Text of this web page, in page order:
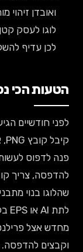
זיהוי מותג אצל
להשקיע יותר
נפוצה
לעשות שלט